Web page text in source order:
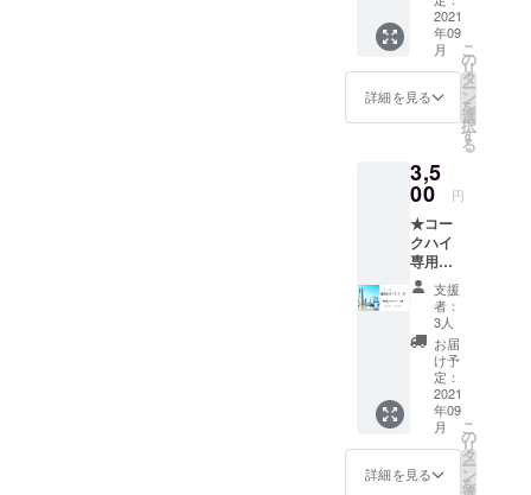
ローブ
のセッ
トで
す。 手
作りの
ださ
い。 出
来上が
りは約
400ml
でコッ
プ約８
～１０
杯分が
目安で
す。
【ご注
意】
直接配
送の贈
り物の
場合、
オリジ
ナルレ
シピ
ブック
付き ★
お礼の
お手紙
だわり
材料の
横浜ク
ラフト
コーラ
をぜひ
ご賞味
下さ
い。 ※
写真の
オレン
ジ色ラ
ベル
（細長
ボト
ル）で
発送予
2021
年09
月
詳細を見る
こ
の
リ
タ
ー
ン
を
選
択
す
る
3,5
00 円
★コー
クハイ
専用横
浜クラ
フト
コー
ラ 原
液シ
ロッ
プ
【１
本】 ★
オリジ
ナルレ
シピ
支援
者：
3人
お届
け予
定：
2021
年09
月
詳細を見る
こ
の
リ
タ
ー
ン
を